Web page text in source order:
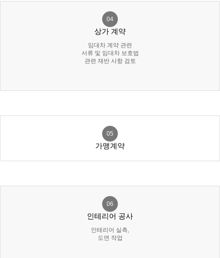
04
상가 계약
임대차 계약 관련
서류 및 임대차 보호법
관련 재반 사항 검토
05
가맹계약
06
인테리어 공사
인테리어 실측,
도면 작업